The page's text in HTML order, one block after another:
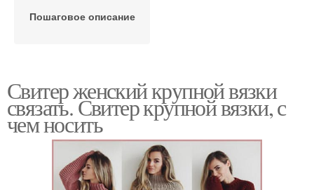
Пошаговое описание
Свитер женский крупной вязки
связать. Свитер крупной вязки, с
чем носить